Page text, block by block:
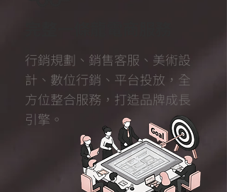
行銷規劃、銷售客服、美術設
計、數位行銷、平台投放，全
方位整合服務，打造品牌成長
引擎。